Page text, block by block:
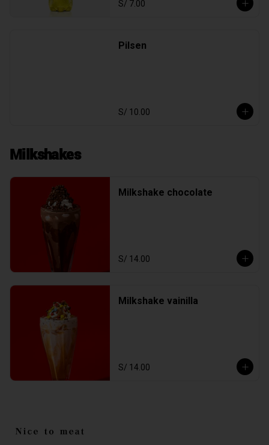
S/ 7.00
Pilsen
S/ 10.00
Milkshakes
Milkshake chocolate
S/ 14.00
Milkshake vainilla
S/ 14.00